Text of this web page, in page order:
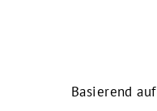
Basierend